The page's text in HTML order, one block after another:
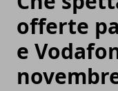
offerte
e